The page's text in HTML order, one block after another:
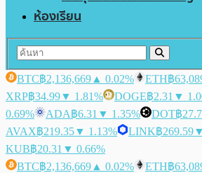
ห้องเรียน
BTC฿2,136,669 ▲ 0.02% ETH฿
XRP฿34.99▼ 1.81% DOGE฿2.31 ▼
0.69%
ADA฿6.31 ▼ 1.35% DOT฿
AVAX฿219.35▼ 1.13% LINK฿269.59
KUB฿20.31 ▼ 0.66%
BTC฿2,136,669 ▲ 0.02% ETH฿